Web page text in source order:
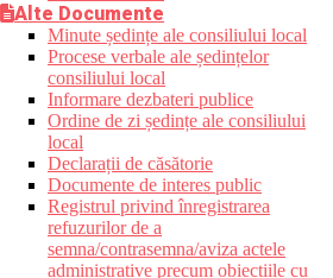
Alte Documente
Minute ședințe ale consiliului local
Procese verbale ale ședințelor
consiliului local
Informare dezbateri publice
Ordine de zi ședințe ale consiliului
local
Declarații de căsătorie
Documente de interes public
Registrul privind înregistrarea
refuzurilor de a
semna/contrasemna/aviza actele
administrative precum obiecțiile cu